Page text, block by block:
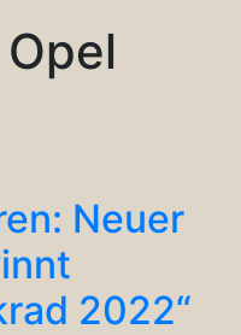
Opel
Neuer
2022“